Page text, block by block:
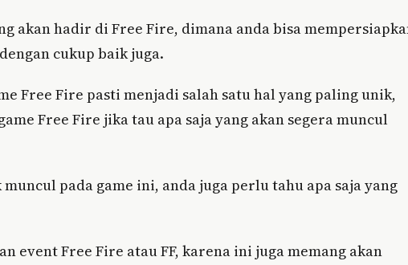
akan hadir di Free Fire, dimana anda bisa
cukup baik juga.
Free Fire pasti menjadi salah satu hal yang paling unik,
Free Fire jika tau apa saja yang akan segera muncul
pada game ini, anda juga perlu tahu apa saja yang
event Free Fire atau FF, karena ini juga memang akan